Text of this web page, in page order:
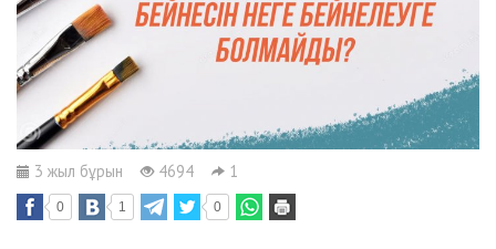
3 жыл бұрын 4694 1
0 1 0